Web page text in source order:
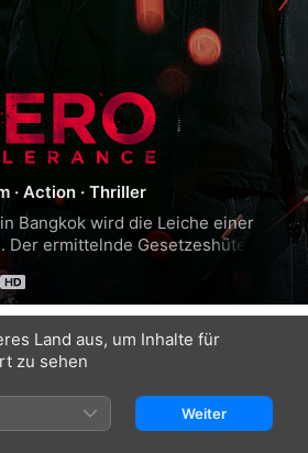
· Action · Thriller
Bangkok wird die Leiche einer
Der ermittelnde Gesetzeshüter
Bei dem nackten und gefesselten
die Tochter seines alten Freundes
zusammen gearbeitet hat.
zwei alten Partner alles daran, die
Tod der Tochter zur Rechenschaft
Männer Steven und Sammy? Ein
unausweichlich.
Land aus, um Inhalte für
zu sehen
Weiter